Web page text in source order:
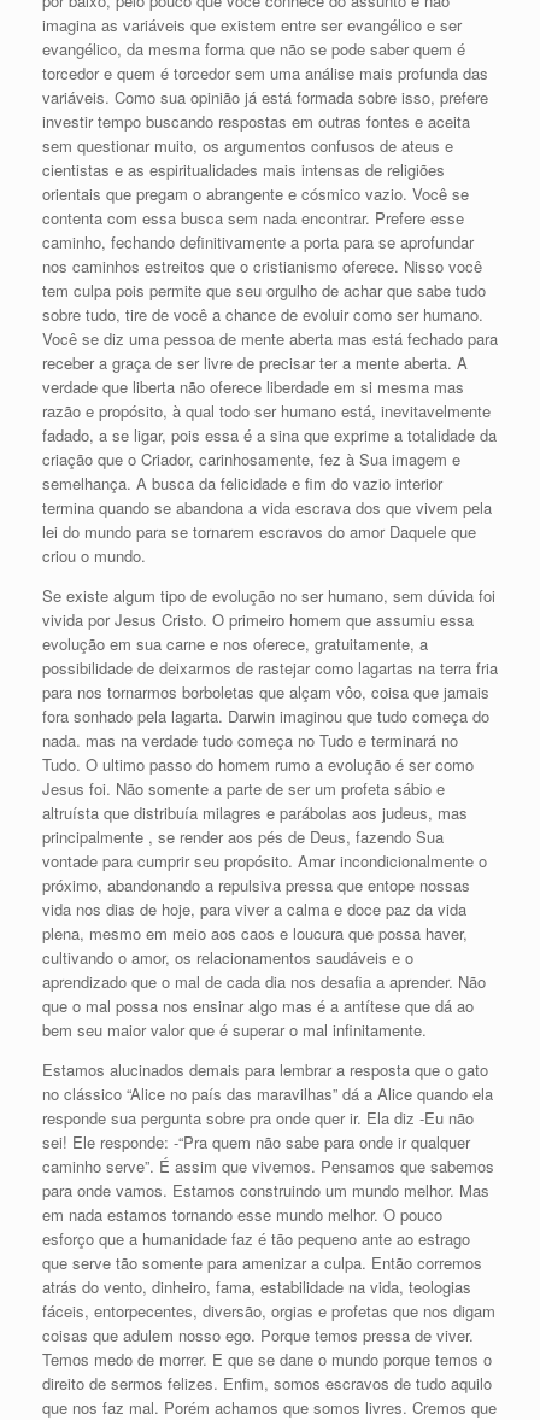
imagina as variáveis que existem entre ser evangélico e ser
evangélico, da mesma forma que não se pode saber quem é
torcedor e quem é torcedor sem uma análise mais profunda das
variáveis. Como sua opinião já está formada sobre isso, prefere
investir tempo buscando respostas em outras fontes e aceita
sem questionar muito, os argumentos confusos de ateus e
cientistas e as espiritualidades mais intensas de religiões
orientais que pregam o abrangente e cósmico vazio. Você se
contenta com essa busca sem nada encontrar. Prefere esse
caminho, fechando definitivamente a porta para se aprofundar
nos caminhos estreitos que o cristianismo oferece. Nisso você
tem culpa pois permite que seu orgulho de achar que sabe tudo
sobre tudo, tire de você a chance de evoluir como ser humano.
Você se diz uma pessoa de mente aberta mas está fechado para
receber a graça de ser livre de precisar ter a mente aberta. A
verdade que liberta não oferece liberdade em si mesma mas
razão e propósito, à qual todo ser humano está, inevitavelmente
fadado, a se ligar, pois essa é a sina que exprime a totalidade da
criação que o Criador, carinhosamente, fez à Sua imagem e
semelhança. A busca da felicidade e fim do vazio interior
termina quando se abandona a vida escrava dos que vivem pela
lei do mundo para se tornarem escravos do amor Daquele que
criou o mundo.
Se existe algum tipo de evolução no ser humano, sem dúvida foi
vivida por Jesus Cristo. O primeiro homem que assumiu essa
evolução em sua carne e nos oferece, gratuitamente, a
possibilidade de deixarmos de rastejar como lagartas na terra fria
para nos tornarmos borboletas que alçam vôo, coisa que jamais
fora sonhado pela lagarta. Darwin imaginou que tudo começa do
nada. mas na verdade tudo começa no Tudo e terminará no
Tudo. O ultimo passo do homem rumo a evolução é ser como
Jesus foi. Não somente a parte de ser um profeta sábio e
altruísta que distribuía milagres e parábolas aos judeus, mas
principalmente , se render aos pés de Deus, fazendo Sua
vontade para cumprir seu propósito. Amar incondicionalmente o
próximo, abandonando a repulsiva pressa que entope nossas
vida nos dias de hoje, para viver a calma e doce paz da vida
plena, mesmo em meio aos caos e loucura que possa haver,
cultivando o amor, os relacionamentos saudáveis e o
aprendizado que o mal de cada dia nos desafia a aprender. Não
que o mal possa nos ensinar algo mas é a antítese que dá ao
bem seu maior valor que é superar o mal infinitamente.
Estamos alucinados demais para lembrar a resposta que o gato
no clássico “Alice no país das maravilhas” dá a Alice quando ela
responde sua pergunta sobre pra onde quer ir. Ela diz -Eu não
sei! Ele responde: -“Pra quem não sabe para onde ir qualquer
caminho serve”. É assim que vivemos. Pensamos que sabemos
para onde vamos. Estamos construindo um mundo melhor. Mas
em nada estamos tornando esse mundo melhor. O pouco
esforço que a humanidade faz é tão pequeno ante ao estrago
que serve tão somente para amenizar a culpa. Então corremos
atrás do vento, dinheiro, fama, estabilidade na vida, teologias
fáceis, entorpecentes, diversão, orgias e profetas que nos digam
coisas que adulem nosso ego. Porque temos pressa de viver.
Temos medo de morrer. E que se dane o mundo porque temos o
direito de sermos felizes. Enfim, somos escravos de tudo aquilo
que nos faz mal. Porém achamos que somos livres. Cremos que